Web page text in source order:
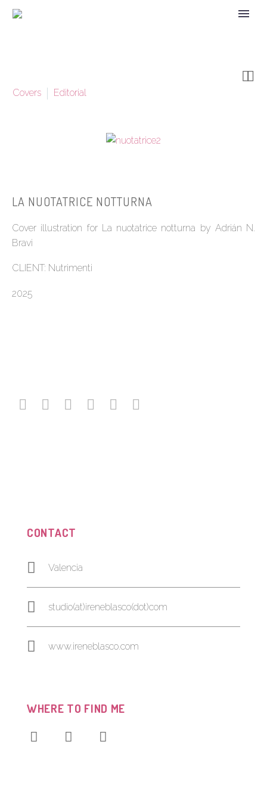

Covers Editorial
LA NUOTATRICE NOTTURNA
Cover illustration for La nuotatrice notturna by Adrián N.
Bravi
CLIENT: Nutrimenti
2025
CONTACT
Valencia
studio(at)ireneblasco(dot)com
www.ireneblasco.com
WHERE TO FIND ME